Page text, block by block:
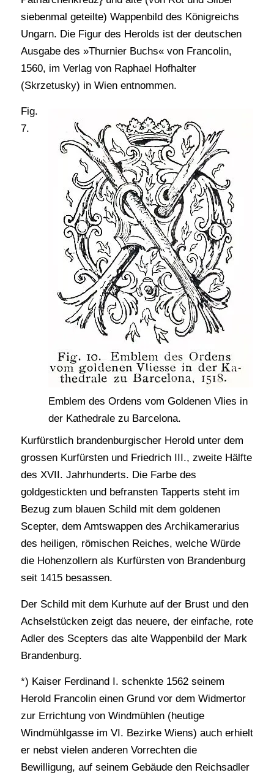
siebenmal geteilte) Wappenbild des Königreichs
Ungarn. Die Figur des Herolds ist der deutschen
Ausgabe des »Thurnier Buchs« von Francolin,
1560, im Verlag von Raphael Hofhalter
(Skrzetusky) in Wien entnommen.
Emblem des Ordens vom Goldenen Vlies in
der Kathedrale zu Barcelona.
Fig.
7.
Kurfürstlich brandenburgischer Herold unter dem
grossen Kurfürsten und Friedrich III., zweite Hälfte
des XVII. Jahrhunderts. Die Farbe des
goldgestickten und befransten Tapperts steht im
Bezug zum blauen Schild mit dem goldenen
Scepter, dem Amtswappen des Archikamerarius
des heiligen, römischen Reiches, welche Würde
die Hohenzollern als Kurfürsten von Brandenburg
seit 1415 besassen.
Der Schild mit dem Kurhute auf der Brust und den
Achselstücken zeigt das neuere, der einfache, rote
Adler des Scepters das alte Wappenbild der Mark
Brandenburg.
*) Kaiser Ferdinand I. schenkte 1562 seinem
Herold Francolin einen Grund vor dem Widmertor
zur Errichtung von Windmühlen (heutige
Windmühlgasse im VI. Bezirke Wiens) auch erhielt
er nebst vielen anderen Vorrechten die
Bewilligung, auf seinem Gebäude den Reichsadler